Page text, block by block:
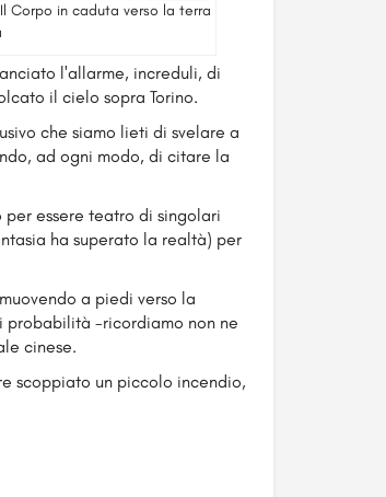
Corpo in caduta verso la terra
l'allarme, increduli, di
il cielo sopra Torino.
che siamo lieti di svelare a
ad ogni modo, di citare la
essere teatro di singolari
ha superato la realtà) per
a piedi verso la
probabilità -ricordiamo non ne
cinese.
scoppiato un piccolo incendio,